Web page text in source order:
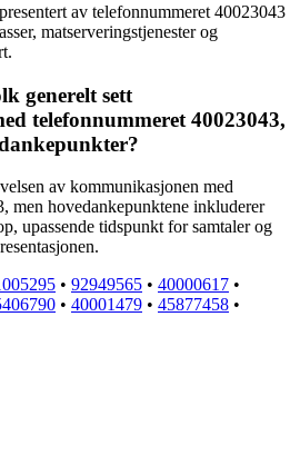
av telefonnummeret 40023043
matserveringstjenester og
generelt sett
telefonnummeret 40023043,
av kommunikasjonen med
men hovedankepunktene inkluderer
upassende tidspunkt for samtaler og
• 92949565 • 40000617 •
• 40001479 • 45877458 •